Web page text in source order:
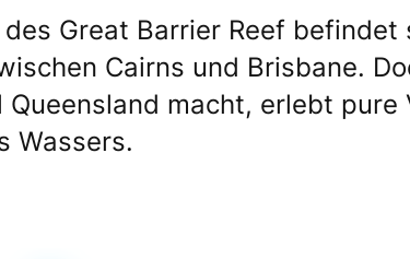
des Great Barrier Reef
Cairns und Brisbane.
Queensland macht, erlebt pure
Wassers.